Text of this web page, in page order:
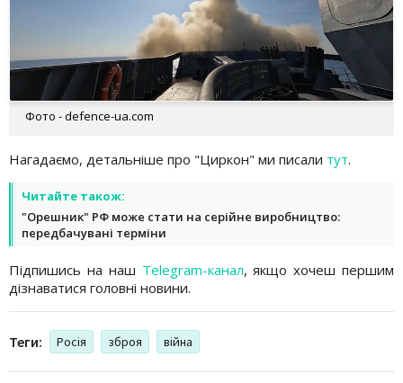
Фото - defence-ua.com
Нагадаємо, детальніше про "Циркон" ми писали тут.
Читайте також:
"Орешник" РФ може стати на серійне виробництво:
передбачувані терміни
Підпишись на наш Telegram-канал, якщо хочеш першим
дізнаватися головні новини.
Теги: Росія зброя війна